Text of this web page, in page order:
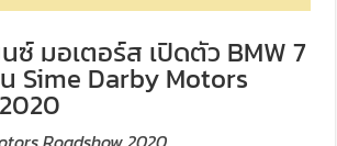
ซ์ มอเตอร์ส เปิดตัว BMW 7
Sime Darby Motors